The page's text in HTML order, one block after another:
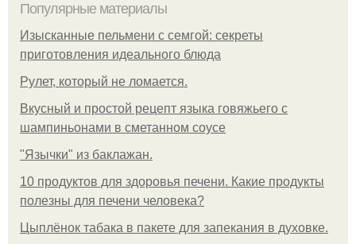
Популярные материалы
Изысканные пельмени с семгой: секреты
приготовления идеального блюда
Рулет, который не ломается.
Вкусный и простой рецепт языка говяжьего с
шампиньонами в сметанном соусе
"Язычки" из баклажан.
10 продуктов для здоровья печени. Какие продукты
полезны для печени человека?
Цыплёнок табака в пакете для запекания в духовке.